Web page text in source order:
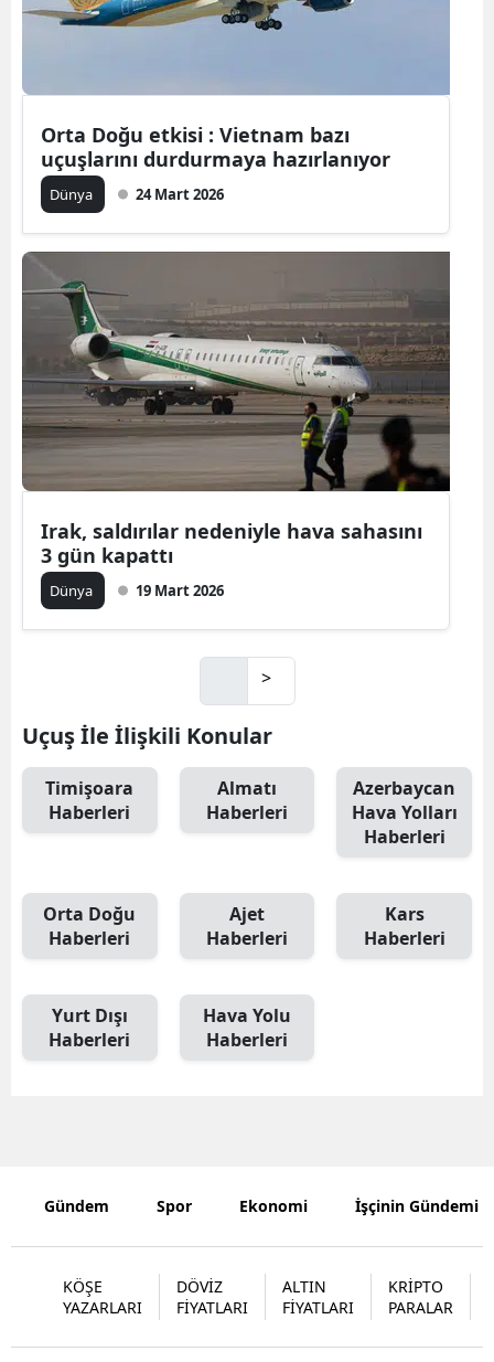
Orta Doğu etkisi : Vietnam bazı
uçuşlarını durdurmaya hazırlanıyor
Dünya 24 Mart 2026
Irak, saldırılar nedeniyle hava sahasını
3 gün kapattı
Dünya 19 Mart 2026
>
Uçuş İle İlişkili Konular
Timişoara
Haberleri
Almatı
Haberleri
Azerbaycan
Hava Yolları
Haberleri
Orta Doğu
Haberleri
Ajet
Haberleri
Kars
Haberleri
Yurt Dışı
Haberleri
Hava Yolu
Haberleri
Gündem Spor Ekonomi İşçinin Gündemi
KÖŞE
YAZARLARI
DÖVİZ
FİYATLARI
ALTIN
FİYATLARI
KRİPTO
PARALAR